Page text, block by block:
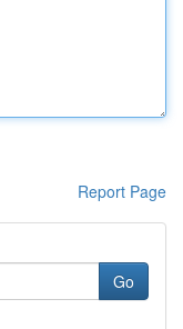
Report Page
Go